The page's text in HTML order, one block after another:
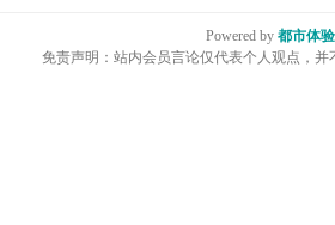
Powered by 都市体
免责声明：站内会员言论仅代表个人观点，